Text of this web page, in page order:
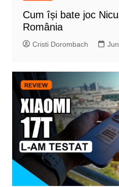
Cum își bate joc
România
Cristi Dorombach